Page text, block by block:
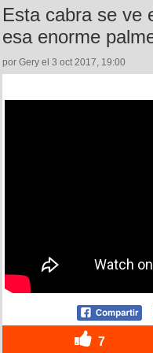
Esta cabra se ve
esa enorme
por Gery el 3 oct 2017, 19:00
7